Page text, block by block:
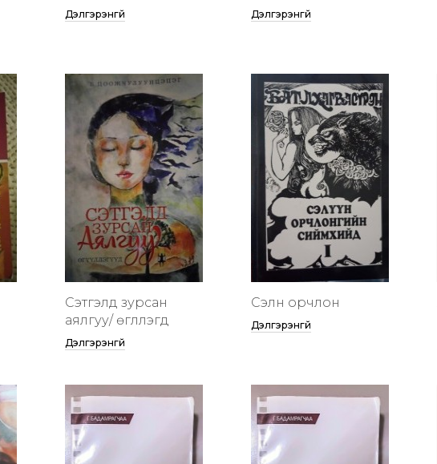
Дэлгэрэнгүй Дэлгэрэнгүй
Сэтгэлд зурсан
аялгуу/ өгүүллэгүүд
Дэлгэрэнгүй
Сэлүүн орчлон
Дэлгэрэнгүй